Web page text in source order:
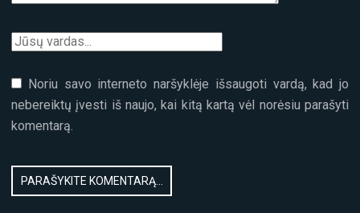
Noriu savo interneto naršyklėje išsaugoti vardą, kad jo
nebereiktų įvesti iš naujo, kai kitą kartą vėl norėsiu parašyti
komentarą.